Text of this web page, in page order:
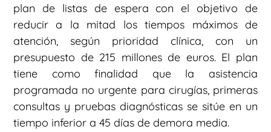
plan de listas de espera con el objetivo de
reducir a la mitad los tiempos máximos de
atención, según prioridad clínica, con un
presupuesto de 215 millones de euros. El plan
tiene como finalidad que la asistencia
programada no urgente para cirugías, primeras
consultas y pruebas diagnósticas se sitúe en un
tiempo inferior a 45 días de demora media.